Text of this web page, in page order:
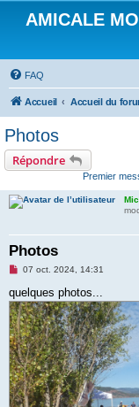
AMICALE
FAQ
Accueil Accueil du
Photos
Répondre
Premier
Photos
M
s
s
a
g
e
n
o
n
l
u
07 oct. 2024, 14:31
quelques photos...